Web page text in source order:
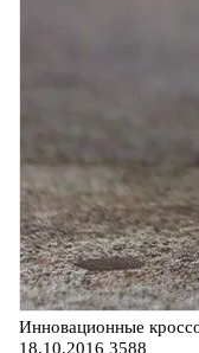
Инновационные
18.10.2016 3588